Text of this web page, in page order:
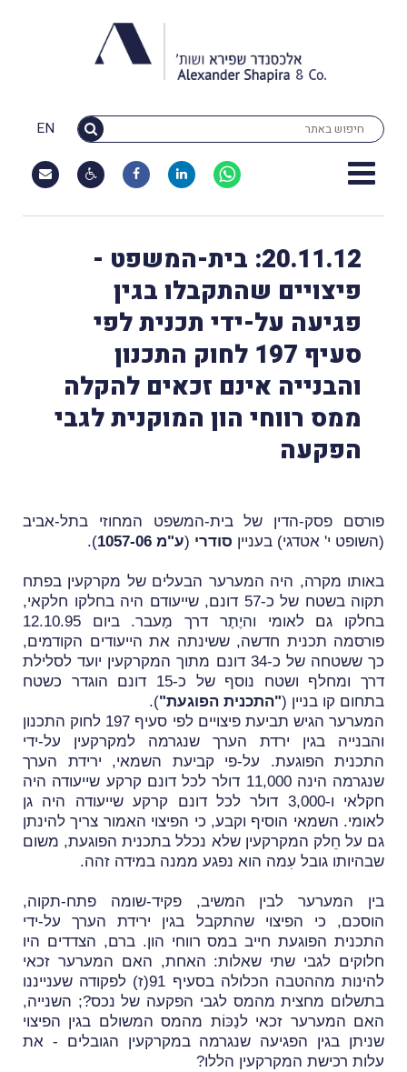
EN
20.11.12: בית-המשפט -
פיצויים שהתקבלו בגין
פגיעה על-ידי תכנית לפי
סעיף 197 לחוק התכנון
והבנייה אינם זכאים להקלה
ממס רווחי הון המוקנית לגבי
הפקעה
פורסם פסק-הדין של בית-המשפט המחוזי בתל-אביב
(השופט י' אטדגי) בעניין סודרי (ע"מ 1057-06 ).
באותו מקרה, היה המערער הבעלים של מקרקעין בפתח
תקוה בשטח של כ-57 דונם, שייעודם היה בחלקו חלקאי,
בחלקו גם לאומי והיֶתֶר דרך מַעבר.
ביום 12.10.95
פורסמה תכנית חדשה, ששינתה את הייעודים הקודמים,
כך ששטחה של כ-34 דונם מתוך המקרקעין יועד לסלילת
דרך ומחלף ושטח נוסף של כ-15 דונם הוגדר כשטח
בתחום קו בניין ("התכנית הפוגעת").
המערער הגיש תביעת פיצויים לפי סעיף 197 לחוק התכנון
והבנייה בגין ירדת הערך שנגרמה למקרקעין על-ידי
התכנית הפוגעת. על-פי קביעת השמאי, ירידת הערך
שנגרמה הינה 11,000 דולר לכל דונם קרקע שייעודה היה
חקלאי ו-3,000 דולר לכל דונם קרקע שייעודה היה גן
לאומי. השמאי הוסיף וקבע, כי הפיצוי האמור צריך להינתן
גם על חֵלק המקרקעין שלא נכלל בתכנית הפוגעת, משום
שבהיותו גובל עִמה הוא נפגע ממנה במידה זהה.
בין המערער לבין המשיב, פקיד-שומה פתח-תקוה,
הוסכם, כי הפיצוי שהתקבל בגין ירידת הערך על-ידי
התכנית הפוגעת חייב במס רווחי הון. ברם, הצדדים היו
חלוקים לגבי שתי שאלות: האחת, האם המערער זכאי
להינות מההטבה הכלולה בסעיף 91(ז) לפקודה שענייננו
בתשלום מחצית מהמס לגבי הפקעה של נכס?; השנייה,
האם המערער זכאי לנַכּוֹת מהמס המשולם בגין הפיצוי
שניתן בגין הפגיעה שנגרמה במקרקעין הגובלים - את
עלות רכישת המקרקעין הללו?